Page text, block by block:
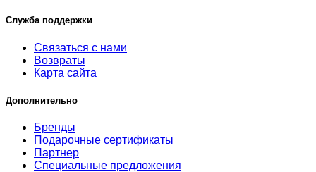
Служба поддержки
Связаться с нами
Возвраты
Карта сайта
Дополнительно
Бренды
Подарочные сертификаты
Партнер
Специальные предложения